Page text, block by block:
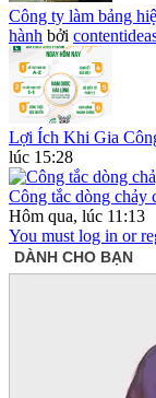
Công ty làm bảng
hành bởi
Lợi Ích Khi Gia
lúc 15:28
Công tắc dòng chảy
Hôm qua, lúc 11:13
You must log in or